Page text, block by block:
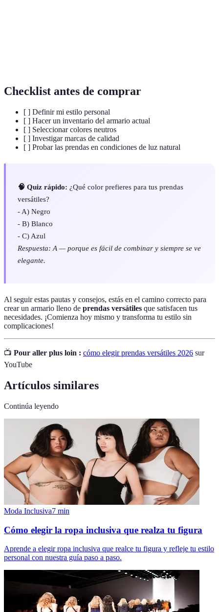
Checklist antes de comprar
[ ] Definir mi estilo personal
[ ] Hacer un inventario del armario actual
[ ] Seleccionar colores neutros
[ ] Investigar marcas de calidad
[ ] Probar las prendas en condiciones de luz natural
🧠 Quiz rápido: ¿Qué color prefieres para tus prendas
versátiles?
- A) Negro
- B) Blanco
- C) Azul
Respuesta: A — porque es fácil de combinar y siempre se ve
elegante.
Al seguir estas pautas y consejos, estás en el camino correcto para
crear un armario lleno de prendas versátiles que satisfacen tus
necesidades. ¡Comienza hoy mismo y transforma tu estilo sin
complicaciones!
📺 Pour aller plus loin : cómo elegir prendas versátiles 2026 sur
YouTube
Artículos similares
Continúa leyendo
Moda Inclusiva7 min
Cómo elegir la ropa inclusiva que realza tu figura
Aprende a elegir ropa inclusiva que realce tu figura y refleje tu estilo
personal con nuestra guía paso a paso.